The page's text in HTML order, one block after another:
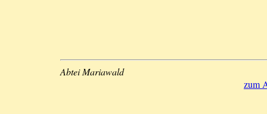
Abtei Mariawald
zum